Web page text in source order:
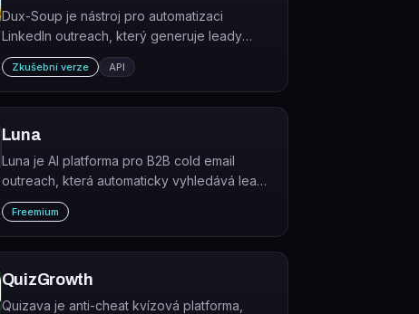
Dux-Soup je nástroj pro automatizaci
LinkedIn outreach, který generuje leady
zasíláním personalizovaných zpráv, žádostí o
spojení a drip kampaní cílovým kontaktům.
Zkušební verze API
Luna
Luna je AI platforma pro B2B cold email
outreach, která automaticky vyhledává leady
a generuje personalizované e-maily.
Freemium
QuizGrowth
Quizava je anti-cheat kvízová platforma,